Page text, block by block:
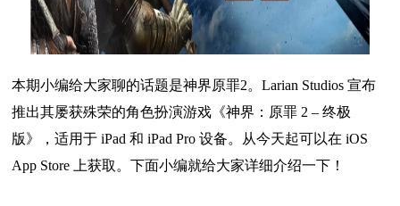
本期小编给大家聊的话题是神界原罪2。Larian Studios 宣布
推出其屡获殊荣的角色扮演游戏《神界：原罪 2 – 终极
版》，适用于 iPad 和 iPad Pro 设备。从今天起可以在 iOS
App Store 上获取。下面小编就给大家详细介绍一下！